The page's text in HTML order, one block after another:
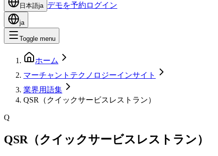
日本語ja デモを予約 ログイン
ja
Toggle menu
ホーム
マーチャントテクノロジーインサイト
業界用語集
QSR（クイックサービスレストラン）
Q
QSR（クイックサービスレストラン）